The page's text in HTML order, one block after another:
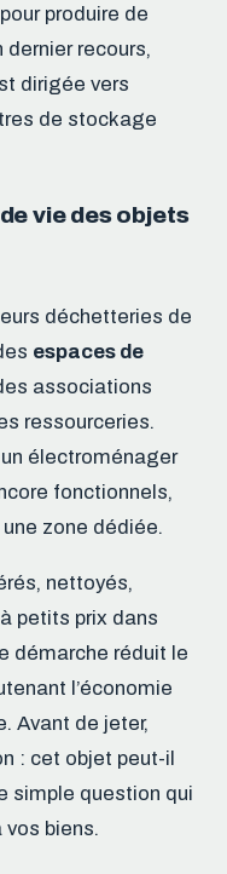
produire de
dernier recours,
dirigée vers
de stockage
vie des objets
déchetteries de
espaces de
associations
ressourceries.
électroménager
fonctionnels,
zone dédiée.
nettoyés,
petits prix dans
démarche réduit le
l’économie
Avant de jeter,
: cet objet peut-il
simple question qui
vos biens.